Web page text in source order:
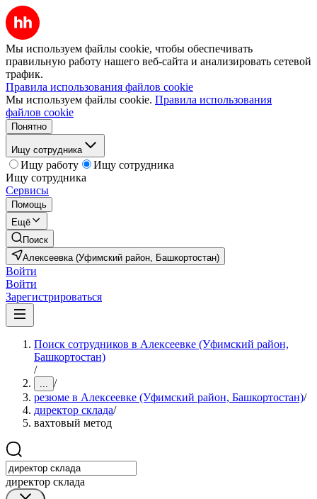
Мы используем файлы cookie, чтобы обеспечивать
правильную работу нашего веб-сайта и анализировать сетевой
трафик.
Правила использования файлов cookie
Мы используем файлы cookie. Правила использования
файлов cookie
Понятно
Ищу сотрудника
Ищу работу
Ищу сотрудника
Ищу сотрудника
Сервисы
Помощь
Ещё
Поиск
Алексеевка (Уфимский район, Башкортостан)
Войти
Войти
Зарегистрироваться
Поиск сотрудников в Алексеевке (Уфимский район,
Башкортостан)
/
... /
резюме в Алексеевке (Уфимский район, Башкортостан)/
директор склада/
вахтовый метод
директор склада